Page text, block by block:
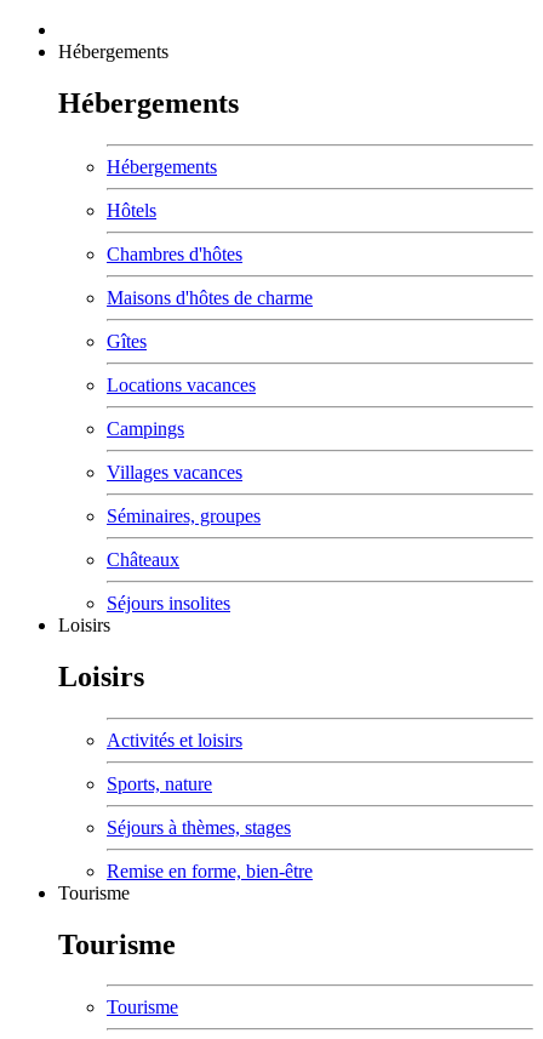
Hébergements
Hébergements
Hébergements
Hôtels
Chambres d'hôtes
Maisons d'hôtes de charme
Gîtes
Locations vacances
Campings
Villages vacances
Séminaires, groupes
Châteaux
Séjours insolites
Loisirs
Loisirs
Activités et loisirs
Sports, nature
Séjours à thèmes, stages
Remise en forme, bien-être
Tourisme
Tourisme
Tourisme